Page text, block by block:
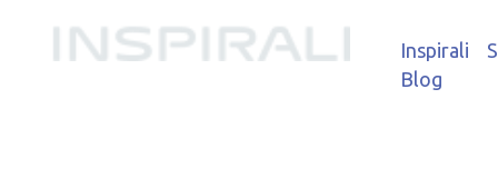
Inspirali
Blog